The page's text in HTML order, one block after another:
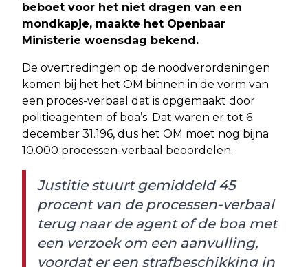
beboet voor het niet dragen van een
mondkapje, maakte het Openbaar
Ministerie woensdag bekend.
De overtredingen op de noodverordeningen
komen bij het het OM binnen in de vorm van
een proces-verbaal dat is opgemaakt door
politieagenten of boa’s. Dat waren er tot 6
december 31.196, dus het OM moet nog bijna
10.000 processen-verbaal beoordelen.
Justitie stuurt gemiddeld 45
procent van de processen-verbaal
terug naar de agent of de boa met
een verzoek om een aanvulling,
voordat er een strafbeschikking in